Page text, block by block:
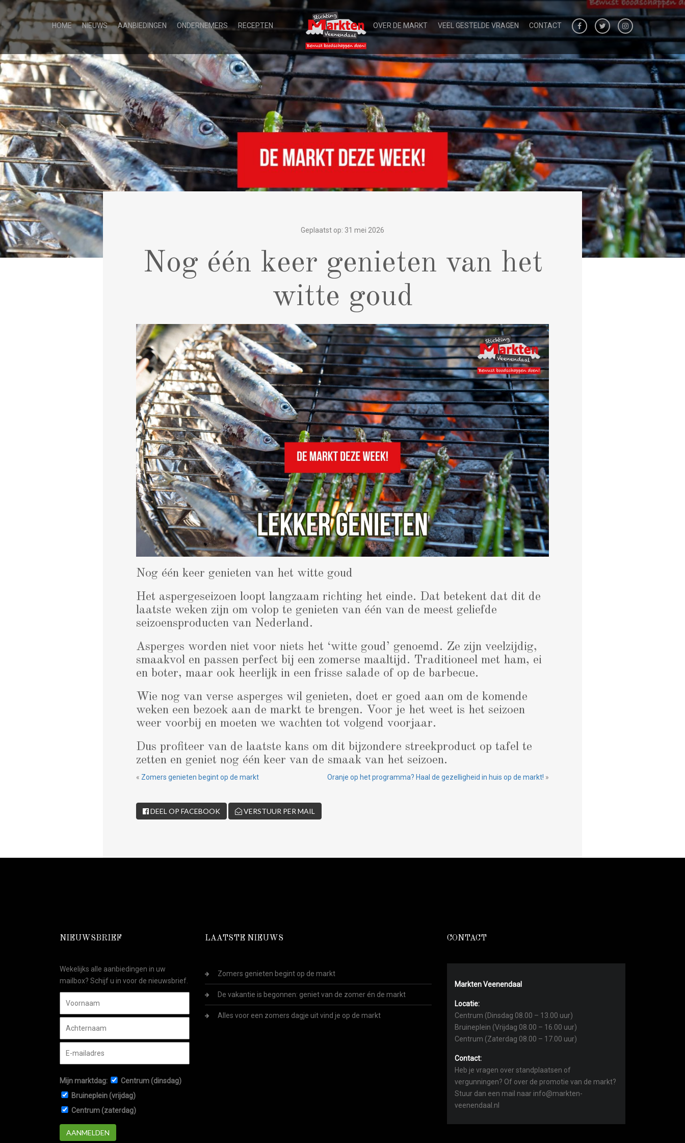
HOME NIEUWS AANBIEDINGEN ONDERNEMERS RECEPTEN OVER DE MARKT VEEL GESTELDE VRAGEN CONTACT
Geplaatst op: 31 mei 2026
Nog één keer genieten van het
witte goud
Nog één keer genieten van het witte goud
Het aspergeseizoen loopt langzaam richting het einde. Dat betekent dat dit de
laatste weken zijn om volop te genieten van één van de meest geliefde
seizoensproducten van Nederland.
Asperges worden niet voor niets het ‘witte goud’ genoemd. Ze zijn veelzijdig,
smaakvol en passen perfect bij een zomerse maaltijd. Traditioneel met ham, ei
en boter, maar ook heerlijk in een frisse salade of op de barbecue.
Wie nog van verse asperges wil genieten, doet er goed aan om de komende
weken een bezoek aan de markt te brengen. Voor je het weet is het seizoen
weer voorbij en moeten we wachten tot volgend voorjaar.
Dus profiteer van de laatste kans om dit bijzondere streekproduct op tafel te
zetten en geniet nog één keer van de smaak van het seizoen.
« Zomers genieten begint op de markt Oranje op het programma? Haal de gezelligheid in huis op de markt! »
DEEL OP FACEBOOK VERSTUUR PER MAIL
NIEUWSBRIEF
Wekelijks alle aanbiedingen in uw
mailbox? Schijf u in voor de nieuwsbrief.
Mijn marktdag:
Centrum (dinsdag)
Bruineplein (vrijdag)
Centrum (zaterdag)
AANMELDEN
LAATSTE NIEUWS
Zomers genieten begint op de markt
De vakantie is begonnen: geniet van de zomer én de markt
Alles voor een zomers dagje uit vind je op de markt
CONTACT
Markten Veenendaal
Locatie:
Centrum (Dinsdag 08.00 – 13.00 uur)
Bruineplein (Vrijdag 08.00 – 16.00 uur)
Centrum (Zaterdag 08.00 – 17.00 uur)
Contact:
Heb je vragen over standplaatsen of
vergunningen? Of over de promotie van de markt?
Stuur dan een mail naar info@markten-
veenendaal.nl